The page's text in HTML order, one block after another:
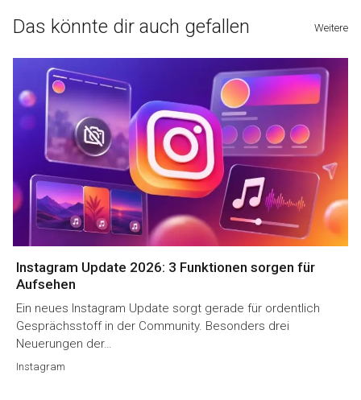
Das könnte dir auch gefallen Weitere
Instagram Update 2026: 3 Funktionen sorgen für
Aufsehen
Ein neues Instagram Update sorgt gerade für ordentlich
Gesprächsstoff in der Community. Besonders drei
Neuerungen der…
Instagram